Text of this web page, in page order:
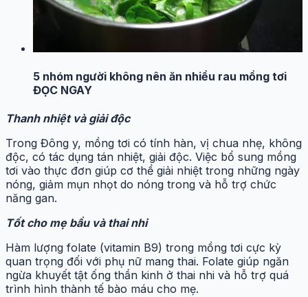
5 nhóm người không nên ăn nhiều rau mồng tơi
ĐỌC NGAY
Thanh nhiệt và giải độc
Trong Đông y, mồng tơi có tính hàn, vị chua nhẹ, không
độc, có tác dụng tán nhiệt, giải độc. Việc bổ sung mồng
tơi vào thực đơn giúp cơ thể giải nhiệt trong những ngày
nóng, giảm mụn nhọt do nóng trong và hỗ trợ chức
năng gan.
Tốt cho mẹ bầu và thai nhi
Hàm lượng folate (vitamin B9) trong mồng tơi cực kỳ
quan trọng đối với phụ nữ mang thai. Folate giúp ngăn
ngừa khuyết tật ống thần kinh ở thai nhi và hỗ trợ quá
trình hình thành tế bào máu cho mẹ.